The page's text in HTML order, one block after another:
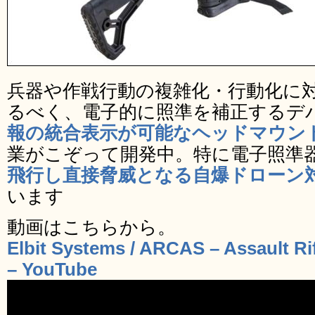
兵器や作戦行動の複雑化・行動化に
るべく、電子的に照準を補正するデ
報の統合表示が可能なヘッドマウン
業がこぞって開発中。特に電子照準
飛行し直接脅威となる自爆ドローン
います
動画はこちらから。
Elbit Systems / ARCAS – Assault
– YouTube